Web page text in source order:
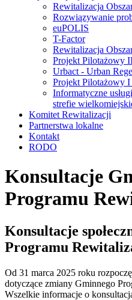
Rewitalizacja
Rozwiązywanie
euPOLIS
T-Factor
Rewitalizacja
Projekt Pilotażowy
Urbact - Urban
Projekt Pilotażowy
Informatyczne
strefie
Komitet Rewitalizacji
Partnerstwa lokalne
Kontakt
RODO
Konsultacje
Programu
Konsultacje
Programu
Od 31 marca 2025 roku
dotyczące zmiany Gminnego
Wszelkie informacje o